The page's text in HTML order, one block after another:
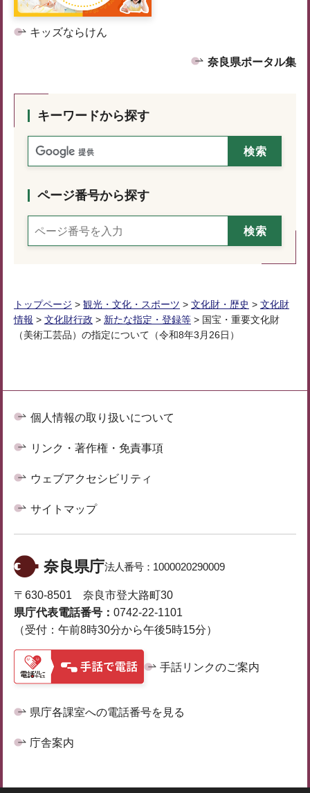
キッズならけん
奈良県ポータル集
キーワードから探す
ページ番号から探す
トップページ > 観光・文化・スポーツ > 文化財・歴史 > 文化財
情報 > 文化財行政 > 新たな指定・登録等 > 国宝・重要文化財
（美術工芸品）の指定について（令和8年3月26日）
個人情報の取り扱いについて
リンク・著作権・免責事項
ウェブアクセシビリティ
サイトマップ
奈良県庁法人番号： 1000020290009
〒630-8501 奈良市登大路町30
県庁代表電話番号： 0742-22-1101
（受付：午前8時30分から午後5時15分）
手話リンクのご案内
県庁各課室への電話番号を見る
庁舎案内